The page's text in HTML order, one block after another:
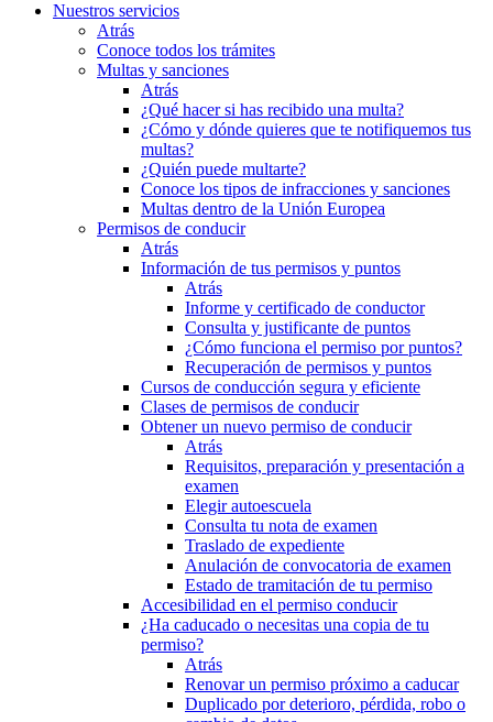
Nuestros servicios
Atrás
Conoce todos los trámites
Multas y sanciones
Atrás
¿Qué hacer si has recibido una multa?
¿Cómo y dónde quieres que te notifiquemos tus
multas?
¿Quién puede multarte?
Conoce los tipos de infracciones y sanciones
Multas dentro de la Unión Europea
Permisos de conducir
Atrás
Información de tus permisos y puntos
Atrás
Informe y certificado de conductor
Consulta y justificante de puntos
¿Cómo funciona el permiso por puntos?
Recuperación de permisos y puntos
Cursos de conducción segura y eficiente
Clases de permisos de conducir
Obtener un nuevo permiso de conducir
Atrás
Requisitos, preparación y presentación a
examen
Elegir autoescuela
Consulta tu nota de examen
Traslado de expediente
Anulación de convocatoria de examen
Estado de tramitación de tu permiso
Accesibilidad en el permiso conducir
¿Ha caducado o necesitas una copia de tu
permiso?
Atrás
Renovar un permiso próximo a caducar
Duplicado por deterioro, pérdida, robo o